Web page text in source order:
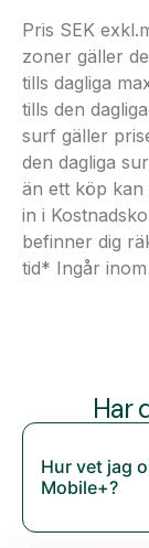
Pris SEK
zoner gäller
tills dagliga
tills den
surf gäller
den dagliga
än ett köp kan
in i
befinner dig
tid* Ingår
Har
Hur vet jag
Mobile+?